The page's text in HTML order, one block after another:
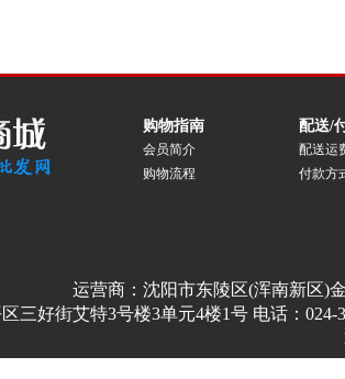
购物指南
会员简介
购物流程
配送/
配送运
付款方
运营商：沈阳市东陵区(浑南新区)
三好街艾特3号楼3单元4楼1号 电话：024-